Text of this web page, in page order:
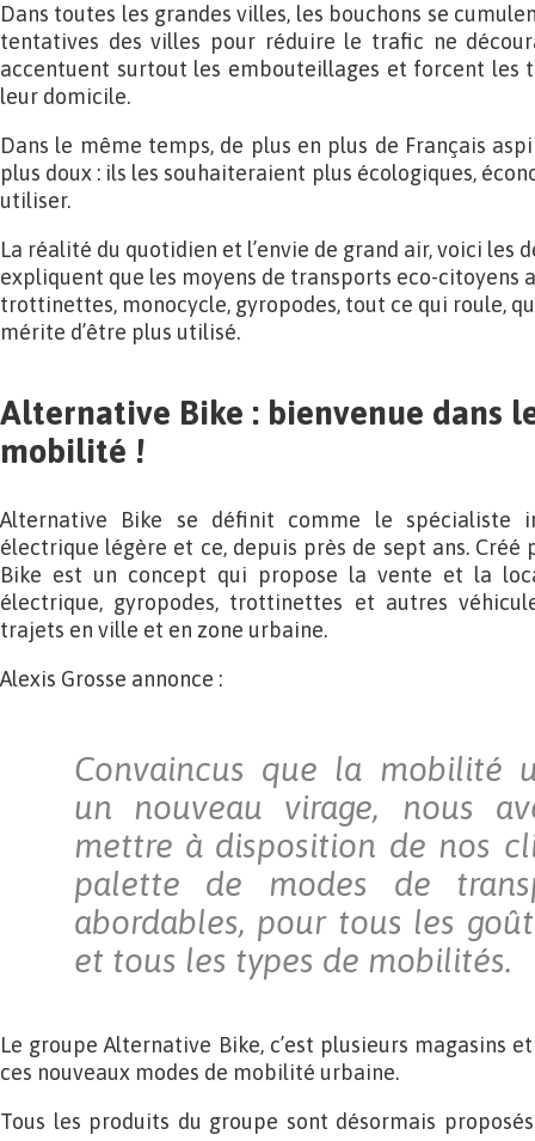
Dans toutes les grandes villes, les bouchons se
tentatives des villes pour réduire le trafic ne
accentuent surtout les embouteillages et forcent
leur domicile.
Dans le même temps, de plus en plus de Français
plus doux : ils les souhaiteraient plus écologiques,
utiliser.
La réalité du quotidien et l’envie de grand air, voici les
expliquent que les moyens de transports eco-citoyens
trottinettes, monocycle, gyropodes, tout ce qui roule,
mérite d’être plus utilisé.
Alternative Bike : bienvenue dans
mobilité !
Alternative Bike se définit comme le spécialiste
électrique légère et ce, depuis près de sept ans. Créé
Bike est un concept qui propose la vente et la
électrique, gyropodes, trottinettes et autres
trajets en ville et en zone urbaine.
Alexis Grosse annonce :
Convaincus que la mobilité
un nouveau virage, nous
mettre à disposition de nos
palette de modes de
abordables, pour tous les
et tous les types de mobilités.
Le groupe Alternative Bike, c’est plusieurs magasins
ces nouveaux modes de mobilité urbaine.
Tous les produits du groupe sont désormais